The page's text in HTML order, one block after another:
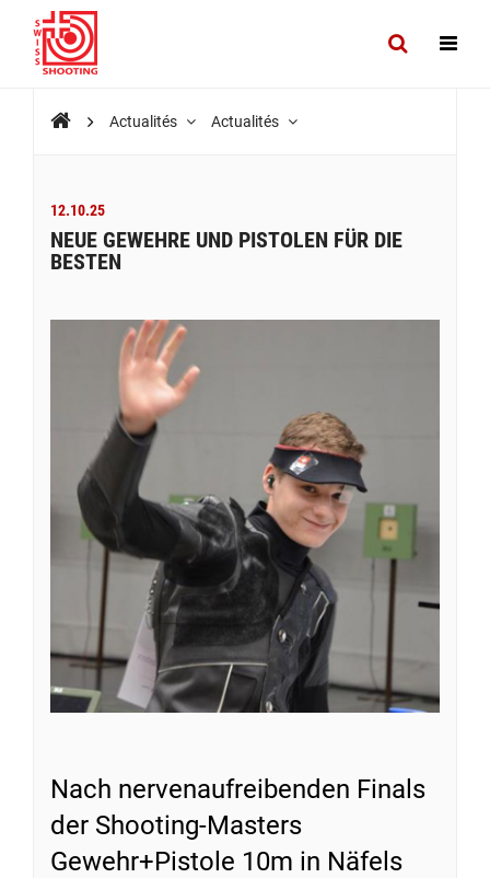
Actualités Actualités
12.10.25
NEUE GEWEHRE UND PISTOLEN FÜR DIE
BESTEN
Nach nervenaufreibenden Finals
der Shooting-Masters
Gewehr+Pistole 10m in Näfels